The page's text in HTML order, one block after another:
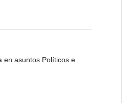
en asuntos Políticos e